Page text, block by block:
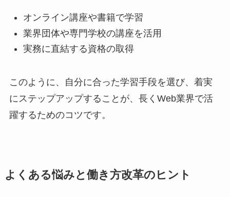
オンライン講座や書籍で学習
業界団体や専門学校の講座を活用
実務に直結する資格の取得
このように、自分に合った学習手段を選び、着実
にステップアップすることが、長くWeb業界で活
躍するためのコツです。
よくある悩みと働き方改革のヒント